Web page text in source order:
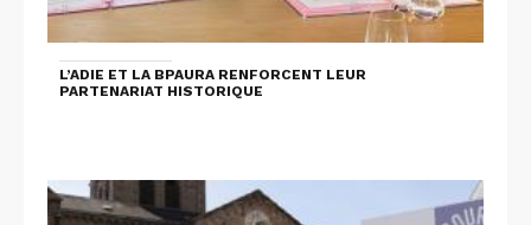
L’ADIE ET LA BPAURA RENFORCENT LEUR
PARTENARIAT HISTORIQUE